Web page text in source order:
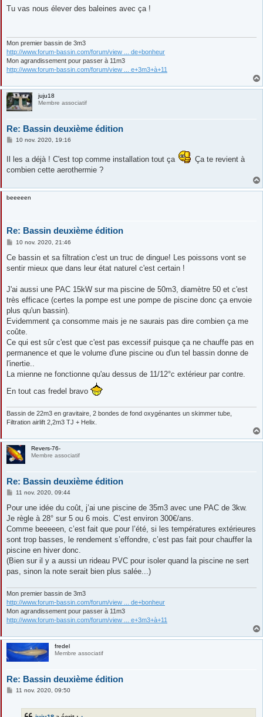
s
Tu vas nous élever des baleines avec ça !
Mon premier bassin de 3m3
http://www.forum-bassin.com/forum/view ... de+bonheur
Mon agrandissement pour passer à 11m3
http://www.forum-bassin.com/forum/view ... e+3m3+à+11
juju18
Membre associatif
Re: Bassin deuxième édition
M
s
a
10 nov. 2020, 19:16
Il les a déjà ! C'est top comme installation tout ça
Ça te revient à
combien cette aerothermie ?
beeeeen
Re: Bassin deuxième édition
M
s
a
10 nov. 2020, 21:46
Ce bassin et sa filtration c'est un truc de dingue! Les poissons vont se
sentir mieux que dans leur état naturel c'est certain !
J'ai aussi une PAC 15kW sur ma piscine de 50m3, diamètre 50 et c'est
très efficace (certes la pompe est une pompe de piscine donc ça envoie
plus qu'un bassin).
Evidemment ça consomme mais je ne saurais pas dire combien ça me
coûte.
Ce qui est sûr c'est que c'est pas excessif puisque ça ne chauffe pas en
permanence et que le volume d'une piscine ou d'un tel bassin donne de
l'inertie..
La mienne ne fonctionne qu'au dessus de 11/12°c extérieur par contre.
En tout cas fredel bravo
Bassin de 22m3 en gravitaire, 2 bondes de fond oxygénantes un skimmer tube,
Filtration airlift 2,2m3 TJ + Helix.
Revers-76-
Membre associatif
Re: Bassin deuxième édition
M
s
a
g
11 nov. 2020, 09:44
Pour une idée du coût, j’ai une piscine de 35m3 avec une PAC de 3kw.
Je règle à 28° sur 5 ou 6 mois. C’est environ 300€/ans.
Comme beeeeen, c’est fait que pour l’été, si les températures extérieures
sont trop basses, le rendement s’effondre, c’est pas fait pour chauffer la
piscine en hiver donc.
(Bien sur il y a aussi un rideau PVC pour isoler quand la piscine ne sert
pas, sinon la note serait bien plus salée...)
Mon premier bassin de 3m3
http://www.forum-bassin.com/forum/view ... de+bonheur
Mon agrandissement pour passer à 11m3
http://www.forum-bassin.com/forum/view ... e+3m3+à+11
fredel
Membre associatif
Re: Bassin deuxième édition
M
11 nov. 2020, 09:50